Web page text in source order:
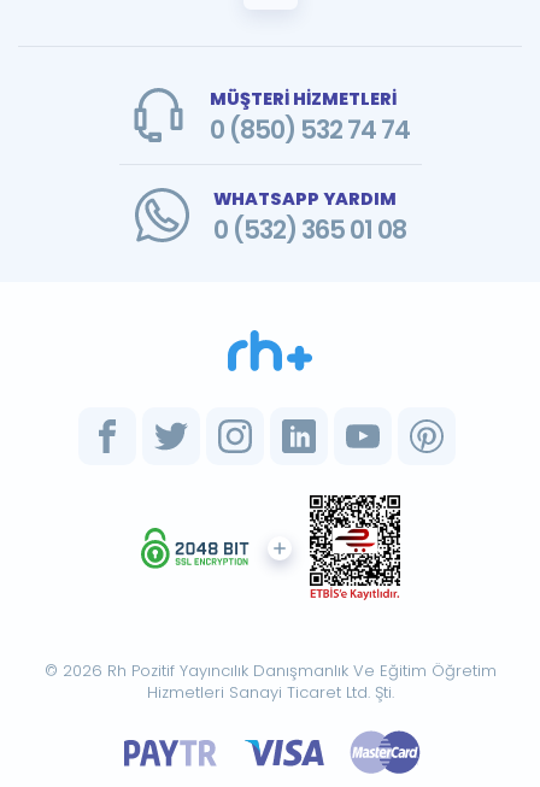
MÜŞTERİ HİZMETLERİ
0 (850) 532 74 74
WHATSAPP YARDIM
0 (532) 365 01 08
© 2026 Rh Pozitif Yayıncılık Danışmanlık Ve Eğitim Öğretim
Hizmetleri Sanayi Ticaret Ltd. Şti.